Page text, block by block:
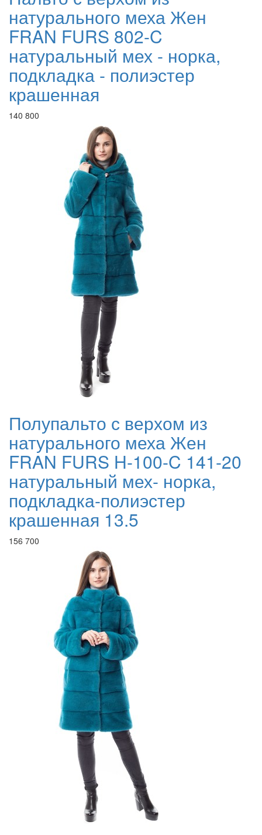
натурального меха Жен
FRAN FURS 802-C
натуральный мех - норка,
подкладка - полиэстер
крашенная
140 800
Полупальто с верхом из
натурального меха Жен
FRAN FURS H-100-C 141-20
натуральный мех- норка,
подкладка-полиэстер
крашенная 13.5
156 700